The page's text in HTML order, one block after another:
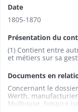
Date
1805-1870
Présentation du
(1) Contient entre
et métiers sur sa
Documents en
Concernant le
Werth,
Mulhouse, hospice